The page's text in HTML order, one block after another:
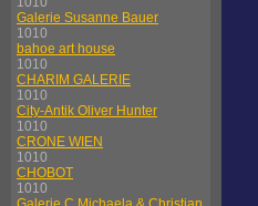
Galerie Susanne Bauer
1010
bahoe art house
1010
CHARIM GALERIE
1010
City-Antik Oliver Hunter
1010
CRONE WIEN
1010
CHOBOT
1010